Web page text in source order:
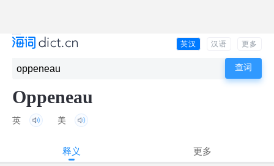
英汉 汉语 更多
Oppeneau
英 美
释义 更多